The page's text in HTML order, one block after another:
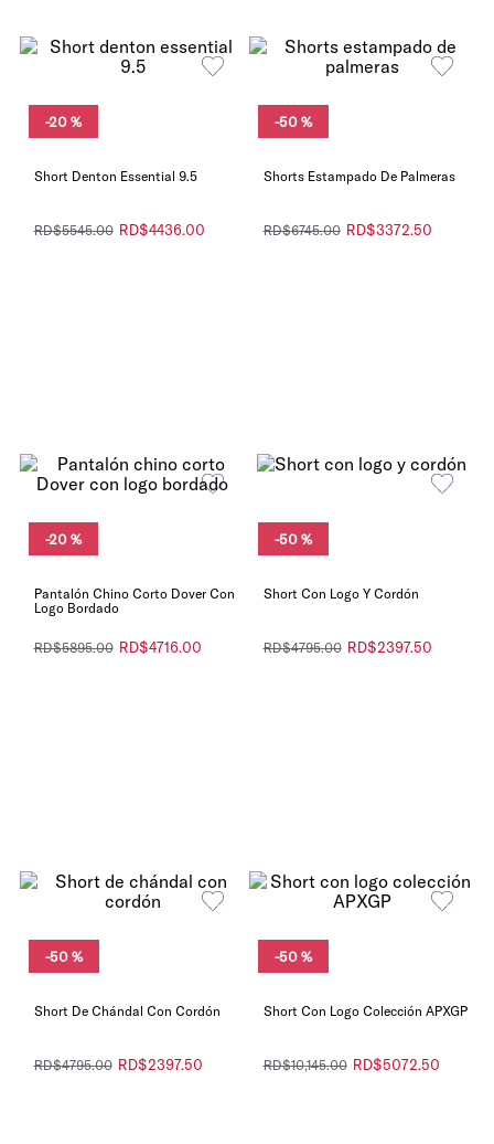
-20 %
Short Denton Essential 9.5
RD$4436.00
RD$5545.00
-50 %
Shorts Estampado De Palmeras
RD$3372.50
RD$6745.00
-20 %
Pantalón Chino Corto Dover Con
Logo Bordado
RD$4716.00
RD$5895.00
-50 %
Short Con Logo Y Cordón
RD$2397.50
RD$4795.00
-50 %
Short De Chándal Con Cordón
RD$2397.50
RD$4795.00
-50 %
Short Con Logo Colección APXGP
RD$5072.50
RD$10,145.00